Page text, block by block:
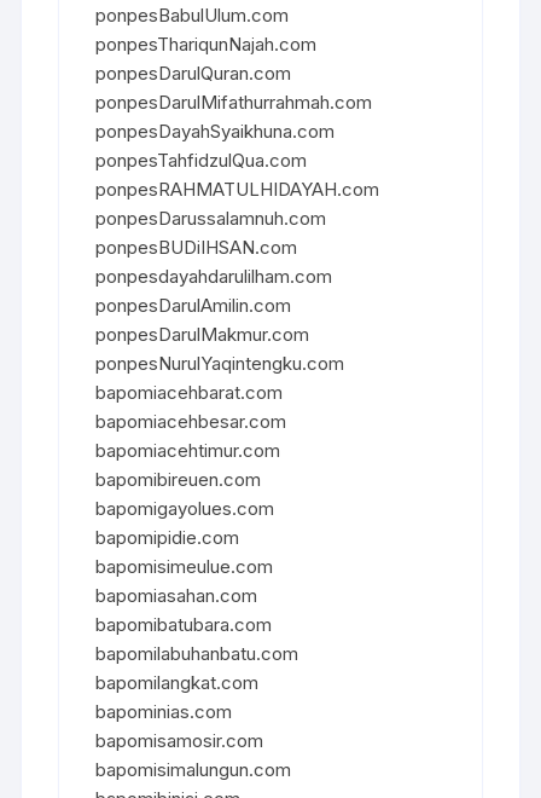
ponpesBabulUlum.com
ponpesThariqunNajah.com
ponpesDarulQuran.com
ponpesDarulMifathurrahmah.com
ponpesDayahSyaikhuna.com
ponpesTahfidzulQua.com
ponpesRAHMATULHIDAYAH.com
ponpesDarussalamnuh.com
ponpesBUDiIHSAN.com
ponpesdayahdarulilham.com
ponpesDarulAmilin.com
ponpesDarulMakmur.com
ponpesNurulYaqintengku.com
bapomiacehbarat.com
bapomiacehbesar.com
bapomiacehtimur.com
bapomibireuen.com
bapomigayolues.com
bapomipidie.com
bapomisimeulue.com
bapomiasahan.com
bapomibatubara.com
bapomilabuhanbatu.com
bapomilangkat.com
bapominias.com
bapomisamosir.com
bapomisimalungun.com